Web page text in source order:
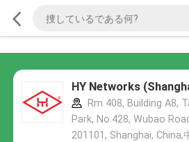
HY Networks
Rm 408, Building A8,
Park, No.428, Wubao
201101, Shanghai, China,